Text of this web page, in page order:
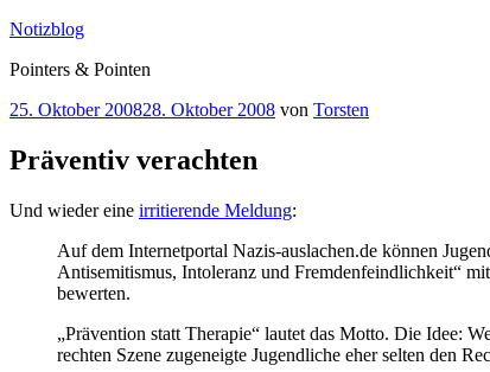
Zum
springen
Notizblog
Pointers & Pointen
Veröffentlicht
25. Oktober 200828. Oktober 2008 von Torsten
Präventiv verachten
Und wieder eine irritierende Meldung:
Auf dem Internetportal Nazis-auslachen.de können
Antisemitismus, Intoleranz und Fremdenfeindlichkeit“
bewerten.
„Prävention statt Therapie“ lautet das Motto. Die Idee:
rechten Szene zugeneigte Jugendliche eher selten den